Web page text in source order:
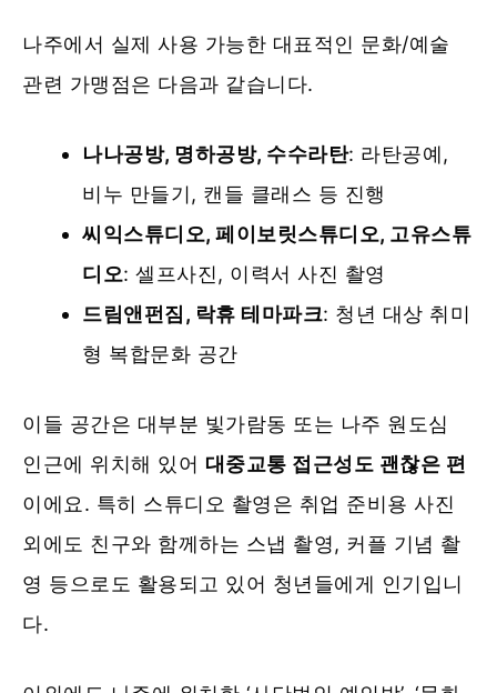
나주에서 실제 사용 가능한 대표적인 문화/예술
관련 가맹점은 다음과 같습니다.
나나공방, 명하공방, 수수라탄: 라탄공예,
비누 만들기, 캔들 클래스 등 진행
씨익스튜디오, 페이보릿스튜디오, 고유스튜
디오: 셀프사진, 이력서 사진 촬영
드림앤펀짐, 락휴 테마파크: 청년 대상 취미
형 복합문화 공간
이들 공간은 대부분 빛가람동 또는 나주 원도심
인근에 위치해 있어 대중교통 접근성도 괜찮은 편
이에요. 특히 스튜디오 촬영은 취업 준비용 사진
외에도 친구와 함께하는 스냅 촬영, 커플 기념 촬
영 등으로도 활용되고 있어 청년들에게 인기입니
다.